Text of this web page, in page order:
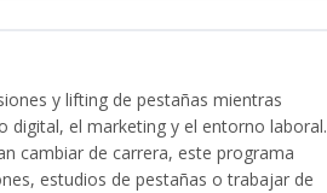
y lifting de pestañas mientras
digital, el marketing y el entorno laboral.
cambiar de carrera, este programa
estudios de pestañas o trabajar de